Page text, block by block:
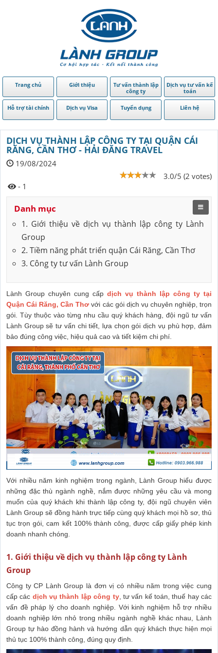
Trang chủ Giới thiệu
Tư vấn thành lập
công ty
Dịch vụ tư vấn kế
toán
Hỗ trợ tài chính Dịch vụ Visa Tuyển dụng Liên hệ
DỊCH VỤ THÀNH LẬP CÔNG TY TẠI QUẬN CÁI
RĂNG, CẦN THƠ - HẢI ĐĂNG TRAVEL
19/08/2024
3.0/5 (2 votes)
- 1
Danh mục
1. Giới thiệu về dịch vụ thành lập công ty Lành
Group
2. Tiềm năng phát triển quận Cái Răng, Cần Thơ
3. Công ty tư vấn Lành Group
Lành Group chuyên cung cấp dịch vụ thành lập công ty tại
Quận Cái Răng, Cần Thơ với các gói dịch vụ chuyên nghiệp, trọn
gói. Tùy thuộc vào từng nhu cầu quý khách hàng, đội ngũ tư vấn
Lành Group sẽ tư vấn chi tiết, lựa chọn gói dịch vụ phù hợp, đảm
bảo đúng công việc, hiệu quả cao và tiết kiệm chi phí.
Với nhiều năm kinh nghiệm trong ngành, Lành Group hiểu được
những đặc thù ngành nghề, nắm được những yêu cầu và mong
muốn của quý khách khi thành lập công ty, đội ngũ chuyên viên
Lành Group sẽ đồng hành trực tiếp cùng quý khách mọi hồ sơ, thủ
tục trọn gói, cam kết 100% thành công, được cấp giấy phép kinh
doanh nhanh chóng.
1. Giới thiệu về dịch vụ thành lập công ty Lành
Group
Công ty CP Lành Group là đơn vị có nhiều năm trong việc cung
cấp các dịch vụ thành lập công ty, tư vấn kế toán, thuế hay các
vấn đề pháp lý cho doanh nghiệp. Với kinh nghiệm hỗ trợ nhiều
doanh nghiệp lớn nhỏ trong nhiều ngành nghề khác nhau, Lành
Group tự hào đồng hành và hướng dẫn quý khách thực hiện mọi
thủ tục 100% thành công, đúng quy định.